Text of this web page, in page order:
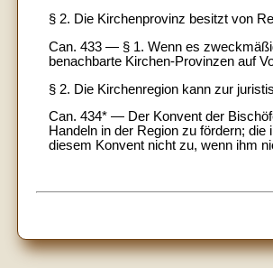
§ 2. Die Kirchenprovinz besitzt von
Can. 433 — § 1. Wenn es
benachbarte Kirchen-Provinzen auf
§ 2. Die Kirchenregion kann zur
Can. 434* — Der Konvent der
Handeln in der Region zu fördern;
diesem Konvent nicht zu, wenn ihm